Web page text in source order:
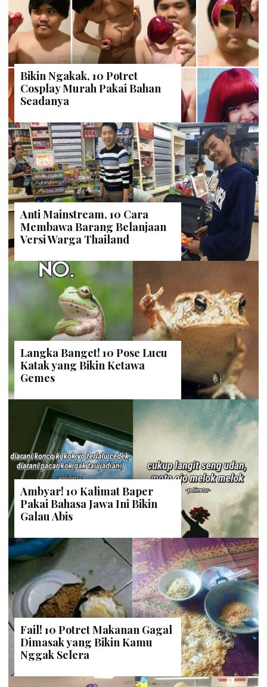
Bikin Ngakak, 10 Potret
Cosplay Murah Pakai Bahan
Seadanya
Anti Mainstream, 10 Cara
Membawa Barang Belanjaan
Versi Warga Thailand
Langka Banget! 10 Pose Lucu
Katak yang Bikin Ketawa
Gemes
Ambyar! 10 Kalimat Baper
Pakai Bahasa Jawa Ini Bikin
Galau Abis
Fail! 10 Potret Makanan Gagal
Dimasak yang Bikin Kamu
Nggak Selera